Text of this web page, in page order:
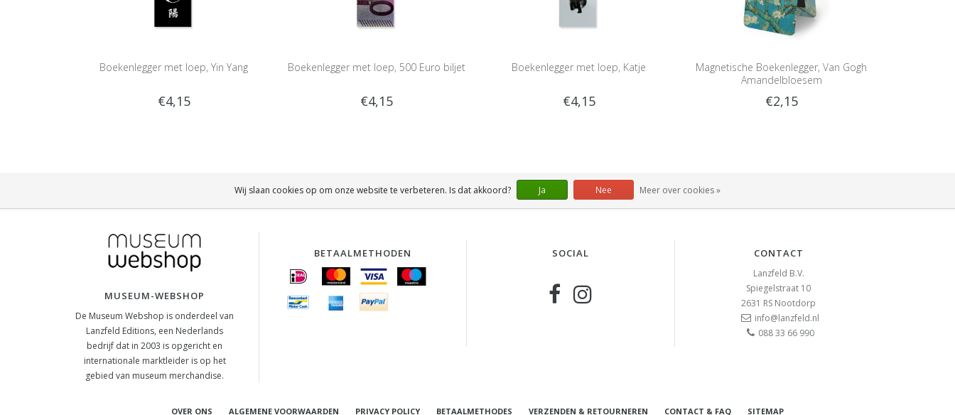
Boekenlegger met loep, Yin Yang
€4,15
Boekenlegger met loep, 500 Euro biljet
€4,15
Boekenlegger met loep, Katje
€4,15
Magnetische Boekenlegger, Van Gogh
Amandelbloesem
€2,15
MUSEUM-WEBSHOP
De Museum Webshop is onderdeel van
Lanzfeld Editions, een Nederlands
bedrijf dat in 2003 is opgericht en
internationale marktleider is op het
gebied van museum merchandise.
BETAALMETHODEN SOCIAL CONTACT
Lanzfeld B.V.
Spiegelstraat 10
2631 RS Nootdorp
info@lanzfeld.nl
088 33 66 990
OVER ONS ALGEMENE VOORWAARDEN PRIVACY POLICY BETAALMETHODES VERZENDEN & RETOURNEREN CONTACT & FAQ SITEMAP
Wij slaan cookies op om onze website te verbeteren. Is dat akkoord? Ja Nee Meer over cookies »